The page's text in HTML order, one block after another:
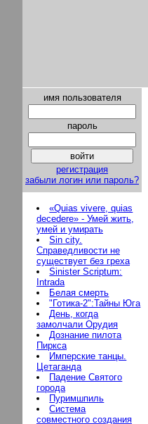
имя пользователя
пароль
регистрация
забыли логин или пароль?
«Quias vivere, quias
decedere» - Умей жить,
умей и умирать
Sin city.
Справедливости не
существует без греха
Sinister Scriptum:
Intrada
Белая смерть
"Готика-2":Тайны Юга
День, когда
замолчали Орудия
Дознание пилота
Пиркса
Имперские танцы.
Цетаганда
Падение Святого
города
Пуримшпиль
Система
совместного создания